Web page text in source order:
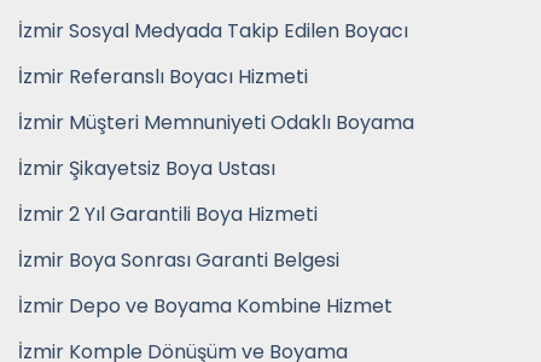
İzmir Sosyal Medyada Takip Edilen Boyacı
İzmir Referanslı Boyacı Hizmeti
İzmir Müşteri Memnuniyeti Odaklı Boyama
İzmir Şikayetsiz Boya Ustası
İzmir 2 Yıl Garantili Boya Hizmeti
İzmir Boya Sonrası Garanti Belgesi
İzmir Depo ve Boyama Kombine Hizmet
İzmir Komple Dönüşüm ve Boyama